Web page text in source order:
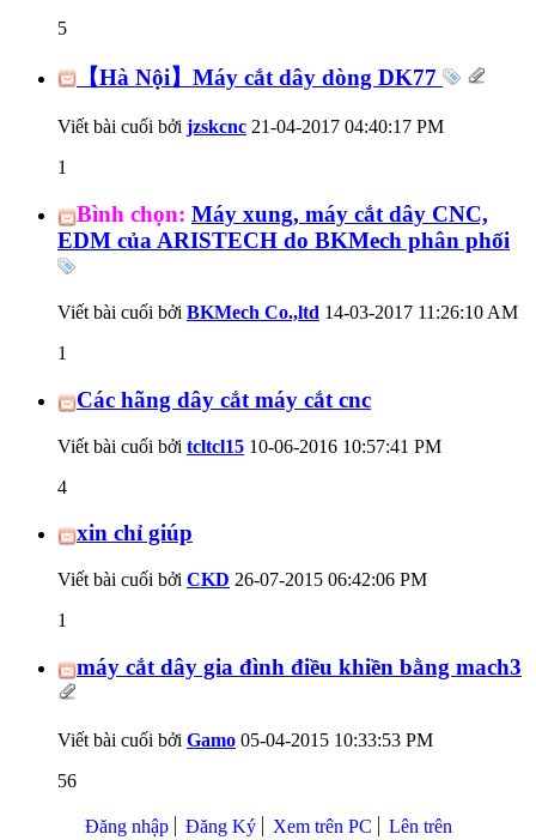
5
【Hà Nội】Máy cắt dây dòng DK77
Viết bài cuối bởi jzskcnc 21-04-2017 04:40:17 PM
1
Bình chọn: Máy xung, máy cắt dây CNC,
EDM của ARISTECH do BKMech phân phối
Viết bài cuối bởi BKMech Co.,ltd 14-03-2017 11:26:10 AM
1
Các hãng dây cắt máy cắt cnc
Viết bài cuối bởi tcltcl15 10-06-2016 10:57:41 PM
4
xin chỉ giúp
Viết bài cuối bởi CKD 26-07-2015 06:42:06 PM
1
máy cắt dây gia đình điều khiền bằng mach3
Viết bài cuối bởi Gamo 05-04-2015 10:33:53 PM
56
Đăng nhập Đăng Ký Xem trên PC Lên trên